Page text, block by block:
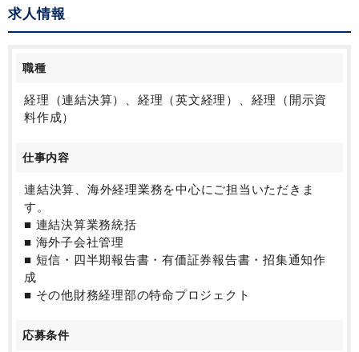
歓迎しております。
当面はプレイヤーとしてのご活躍を期待されておりま
ゆくゆくは複数名の連結チームを担っていただくて予
定です。
ポジションを上げていきたいと考えている方はもちろ
ん、これまでのご経験を活かしてスペシャリストとし
じたキャリア形成が可能です。
ご興味のある方は、ぜひお問い合わせ下さい。
求人情報
職種
経理（連結決算）、経理（英文経理）、経理（開示資
料作成）
仕事内容
連結決算、海外経理業務を中心にご担当いただきま
す。
■ 連結決算業務統括
■ 海外子会社管理
■ 短信・四半期報告書・有価証券報告書・招集通知作
成
■ その他財務経理部の特命プロジェクト
応募条件